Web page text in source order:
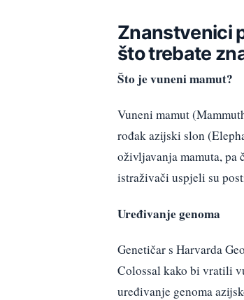
Znanstvenici
što trebate
Što je vuneni mamut?
Vuneni mamut
rođak azijski slon
oživljavanja mamuta, pa
istraživači uspjeli su
Uređivanje genoma
Genetičar s Harvarda
Colossal kako bi vratili
uređivanje genoma